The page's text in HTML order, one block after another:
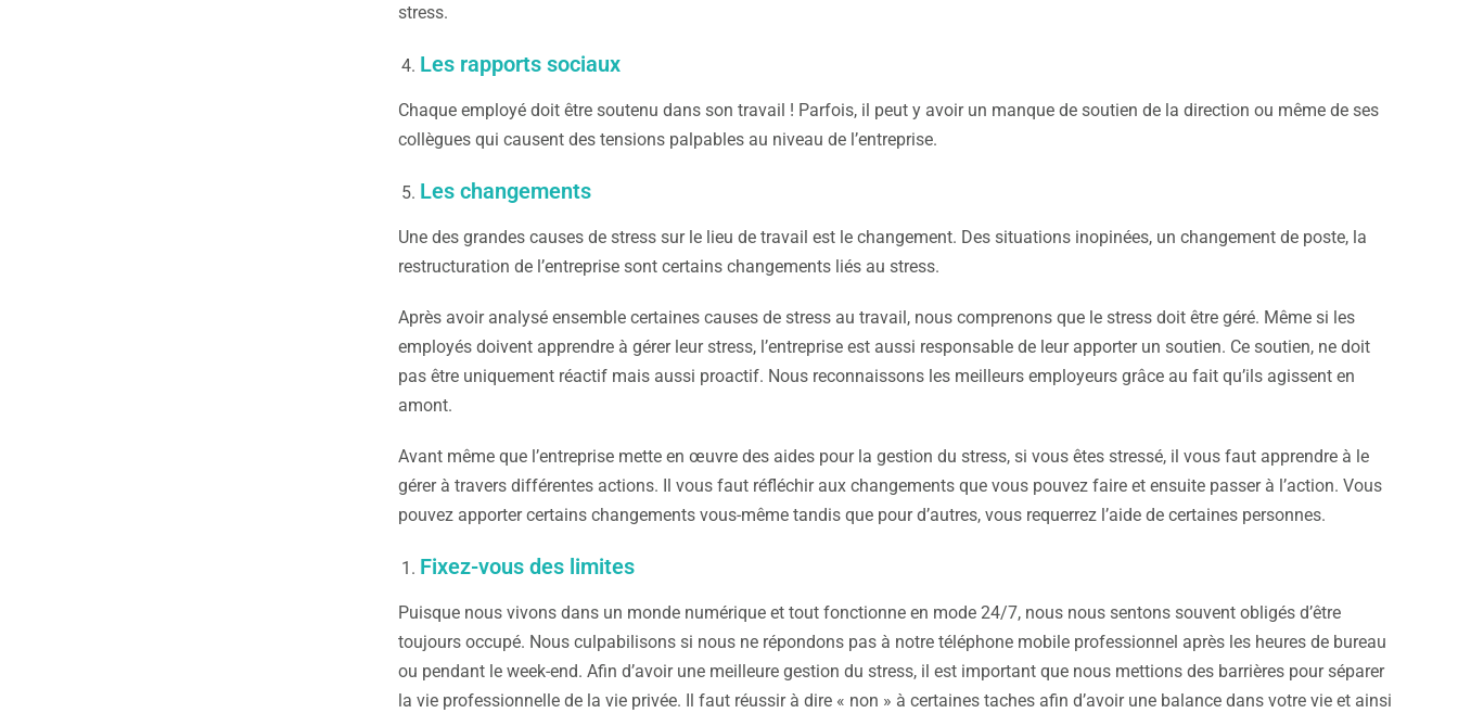
stress.
Les rapports sociaux
Chaque employé doit être soutenu dans son travail ! Parfois, il peut y avoir un manque de soutien de la direction ou même de ses
collègues qui causent des tensions palpables au niveau de l’entreprise.
Les changements
Une des grandes causes de stress sur le lieu de travail est le changement. Des situations inopinées, un changement de poste, la
restructuration de l’entreprise sont certains changements liés au stress.
Après avoir analysé ensemble certaines causes de stress au travail, nous comprenons que le stress doit être géré. Même si les
employés doivent apprendre à gérer leur stress, l’entreprise est aussi responsable de leur apporter un soutien. Ce soutien, ne doit
pas être uniquement réactif mais aussi proactif. Nous reconnaissons les meilleurs employeurs grâce au fait qu’ils agissent en
amont.
Avant même que l’entreprise mette en œuvre des aides pour la gestion du stress, si vous êtes stressé, il vous faut apprendre à le
gérer à travers différentes actions. Il vous faut réfléchir aux changements que vous pouvez faire et ensuite passer à l’action. Vous
pouvez apporter certains changements vous-même tandis que pour d’autres, vous requerrez l’aide de certaines personnes.
Fixez-vous des limites
Puisque nous vivons dans un monde numérique et tout fonctionne en mode 24/7, nous nous sentons souvent obligés d’être
toujours occupé. Nous culpabilisons si nous ne répondons pas à notre téléphone mobile professionnel après les heures de bureau
ou pendant le week-end. Afin d’avoir une meilleure gestion du stress, il est important que nous mettions des barrières pour séparer
la vie professionnelle de la vie privée. Il faut réussir à dire « non » à certaines taches afin d’avoir une balance dans votre vie et ainsi